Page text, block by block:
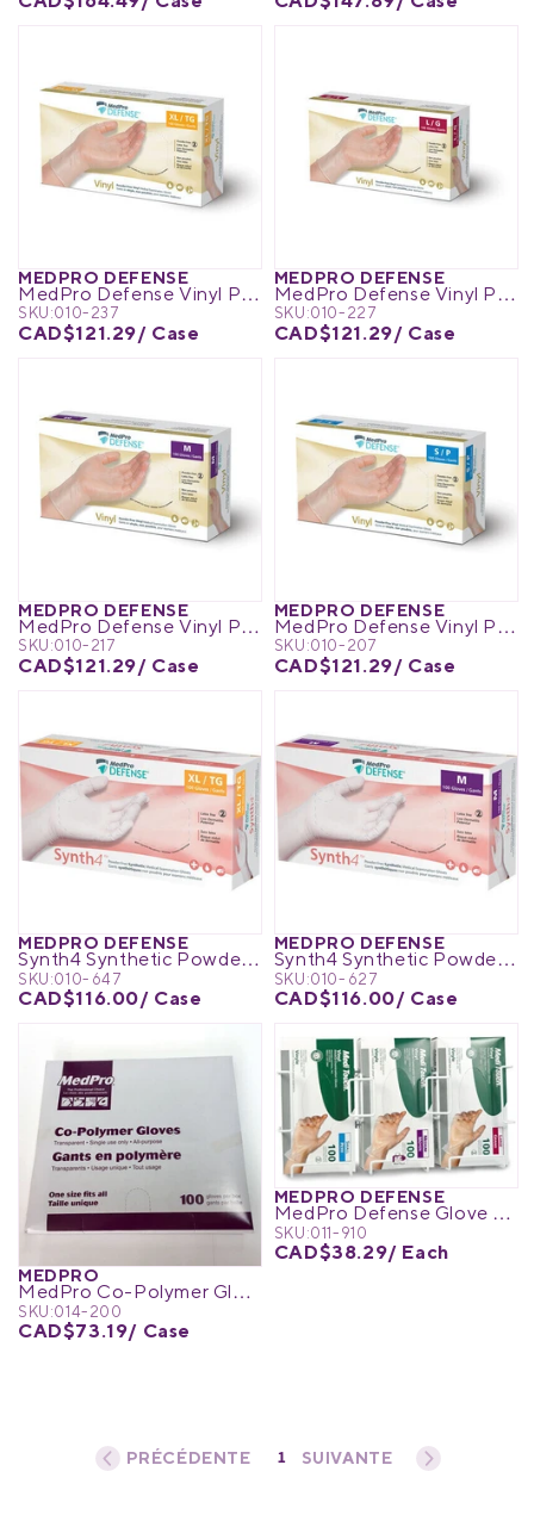
MEDPRO DEFENSE
MedPro Defense Vinyl Powder-Free Exam Gloves
SKU:010-237
CAD$121.29/ Case
MEDPRO DEFENSE
MedPro Defense Vinyl Powder-Free Exam Gloves
SKU:010-227
CAD$121.29/ Case
MEDPRO DEFENSE
MedPro Defense Vinyl Powder-Free Exam Gloves
SKU:010-217
CAD$121.29/ Case
MEDPRO DEFENSE
MedPro Defense Vinyl Powder-Free Exam Gloves
SKU:010-207
CAD$121.29/ Case
MEDPRO DEFENSE
Synth4 Synthetic Powder-Free Exam Gloves
SKU:010-647
CAD$116.00/ Case
MEDPRO DEFENSE
Synth4 Synthetic Powder-Free Exam Gloves
SKU:010-627
CAD$116.00/ Case
MEDPRO
MedPro Co-Polymer Gloves
SKU:014-200
CAD$73.19/ Case
MEDPRO DEFENSE
MedPro Defense Glove Box Holder
SKU:011-910
CAD$38.29/ Each
« ‹ 1 › »